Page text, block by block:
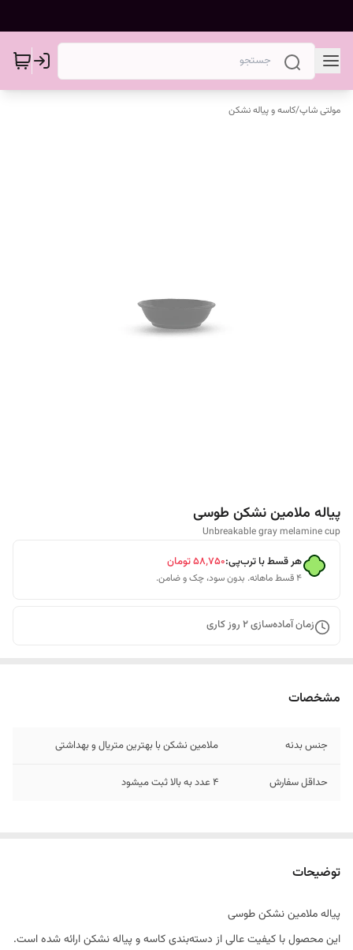
مولتی شاپ/کاسه و پیاله نشکن
پیاله ملامین نشکن طوسی
Unbreakable gray melamine cup
هر قسط با ترب‌پی:۵۸٬۷۵۰تومان
۴ قسط ماهانه. بدون سود، چک و ضامن.
زمان آماده‌سازی2 روز کاری
مشخصات
جنس بدنه ملامین نشکن با بهترین متریال و بهداشتی
حداقل سفارش 4 عدد به بالا ثبت میشود
توضیحات
پیاله ملامین نشکن طوسی
این محصول با کیفیت عالی از دسته‌بندی کاسه و پیاله نشکن ارائه شده است.